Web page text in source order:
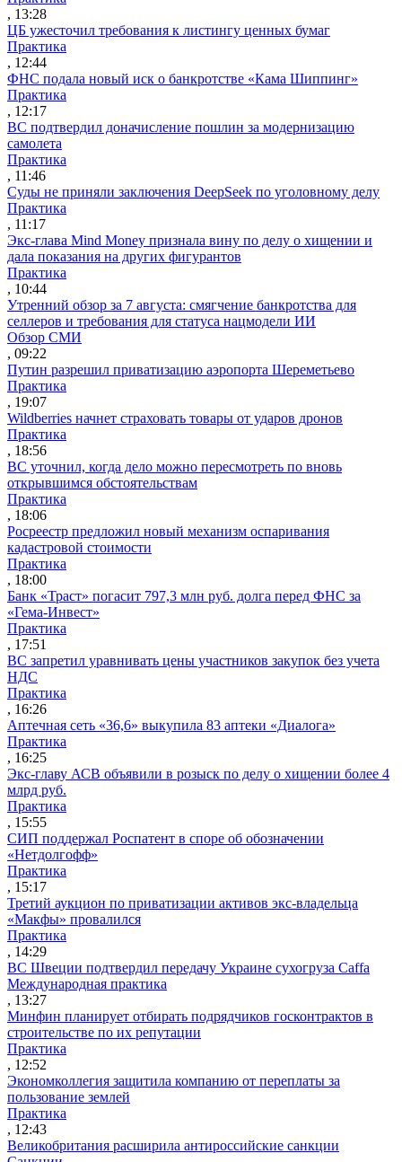
, 13:28
ЦБ ужесточил требования к листингу ценных бумаг
Практика
, 12:44
ФНС подала новый иск о банкротстве «Кама Шиппинг»
Практика
, 12:17
ВС подтвердил доначисление пошлин за модернизацию
самолета
Практика
, 11:46
Суды не приняли заключения DeepSeek по уголовному делу
Практика
, 11:17
Экс-глава Mind Money признала вину по делу о хищении и
дала показания на других фигурантов
Практика
, 10:44
Утренний обзор за 7 августа: смягчение банкротства для
селлеров и требования для статуса нацмодели ИИ
Обзор СМИ
, 09:22
Путин разрешил приватизацию аэропорта Шереметьево
Практика
, 19:07
Wildberries начнет страховать товары от ударов дронов
Практика
, 18:56
ВС уточнил, когда дело можно пересмотреть по вновь
открывшимся обстоятельствам
Практика
, 18:06
Росреестр предложил новый механизм оспаривания
кадастровой стоимости
Практика
, 18:00
Банк «Траст» погасит 797,3 млн руб. долга перед ФНС за
«Гема-Инвест»
Практика
, 17:51
ВС запретил уравнивать цены участников закупок без учета
НДС
Практика
, 16:26
Аптечная сеть «36,6» выкупила 83 аптеки «Диалога»
Практика
, 16:25
Экс-главу АСВ объявили в розыск по делу о хищении более 4
млрд руб.
Практика
, 15:55
СИП поддержал Роспатент в споре об обозначении
«Нетдолгофф»
Практика
, 15:17
Третий аукцион по приватизации активов экс-владельца
«Макфы» провалился
Практика
, 14:29
ВС Швеции подтвердил передачу Украине сухогруза Caffa
Международная практика
, 13:27
Минфин планирует отбирать подрядчиков госконтрактов в
строительстве по их репутации
Практика
, 12:52
Экономколлегия защитила компанию от переплаты за
пользование землей
Практика
, 12:43
Великобритания расширила антироссийские санкции